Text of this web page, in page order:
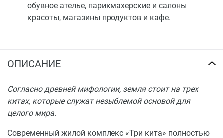
обувное ателье, парикмахерские и салоны
красоты, магазины продуктов и кафе.
ОПИСАНИЕ
Согласно древней мифологии, земля стоит на трех
китах, которые служат незыблемой основой для
целого мира.
Современный жилой комплекс «Три кита» полностью